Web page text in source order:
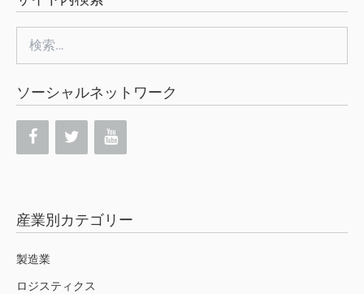
索:
ソーシャルネットワーク
産業別カテゴリー
製造業
ロジスティクス